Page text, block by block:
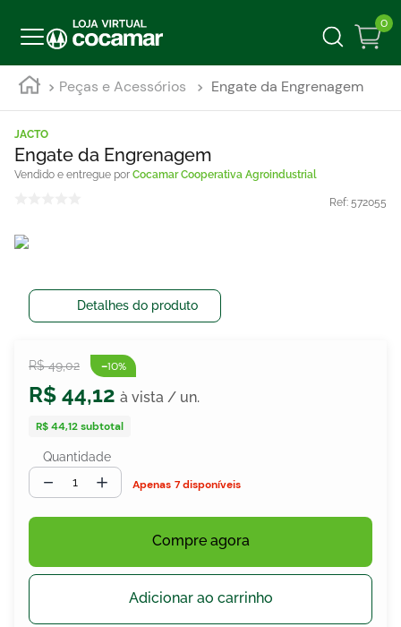
0
Peças e Acessórios Engate da Engrenagem
JACTO
Engate da Engrenagem
Cocamar Cooperativa Agroindustrial
Ref: 572055
Detalhes do produto
R$ 49,02 -10%
R$ 44,12
R$ 44,12subtotal
Quantidade
＋
－ 7 disponíveis
Compre agora
Adicionar ao carrinho